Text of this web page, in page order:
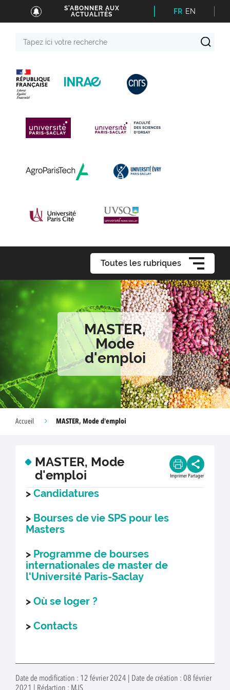
S'ABONNER AUX
ACTUALITÉS
FR EN
Toutes les rubriques
MASTER,
Mode
d'emploi
Accueil MASTER, Mode d'emploi
MASTER, Mode
d'emploi
Imprimer Partager
>Candidatures
> Bourses de vie SPS pour les
Masters
> Programme de bourses
internationales de master de
l'Université Paris-Saclay
>Où se loger ?
>Contacts
Date de modification : 12 février 2024 | Date de création : 08 février